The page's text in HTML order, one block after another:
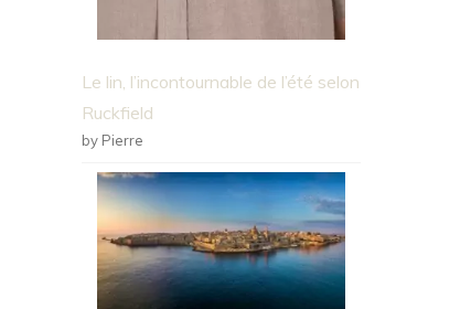
Le lin, l’incontournable de l’été selon
Ruckfield
by Pierre